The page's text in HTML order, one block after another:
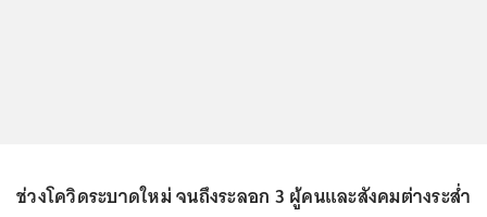
ช่วงโควิดระบาดใหม่ จนถึงระลอก 3 ผู้คนและสังคมต่างระส่ำ